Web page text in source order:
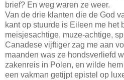
brief? En weg waren ze weer.
Van de drie klanten die de God
kant op stuurde is Eileen me het
meisjesachtige, muze-achtige,
Canadese vijftiger zag me aan
maanden was ze hondsverliefd
zakenreis in Polen, en wilde
een vakman getijpt epistel op